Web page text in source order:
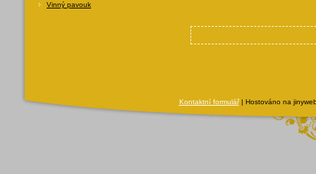
Vinný pavouk
Kontaktní formulář| Hostováno na